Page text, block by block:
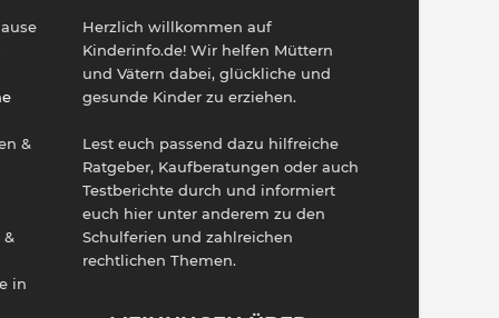
&
&
in
Herzlich willkommen auf
Kinderinfo.de! Wir helfen Müttern
und Vätern dabei, glückliche und
gesunde Kinder zu erziehen.
Lest euch passend dazu hilfreiche
Ratgeber, Kaufberatungen oder auch
Testberichte durch und informiert
euch hier unter anderem zu den
Schulferien und zahlreichen
rechtlichen Themen.